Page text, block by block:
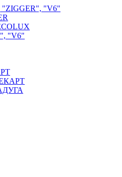
"ZIGGER", "V6"
"V6"